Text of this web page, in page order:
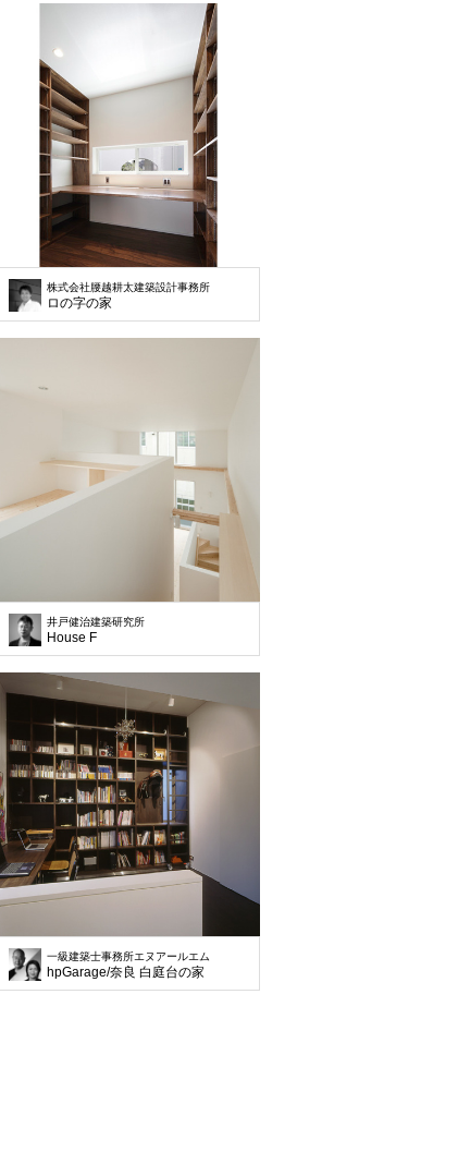
株式会社腰越耕太建築設計事務所
ロの字の家
井戸健治建築研究所
House F
一級建築士事務所エヌアールエム
hpGarage/奈良 白庭台の家